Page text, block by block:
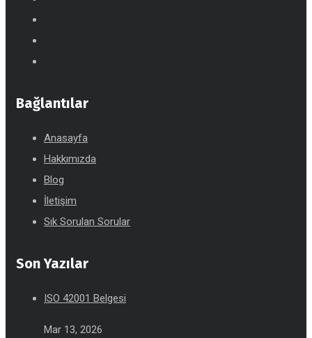
Bağlantılar
Anasayfa
Hakkımızda
Blog
İletişim
Sık Sorulan Sorular
Son Yazılar
ISO 42001 Belgesi
Mar 13, 2026